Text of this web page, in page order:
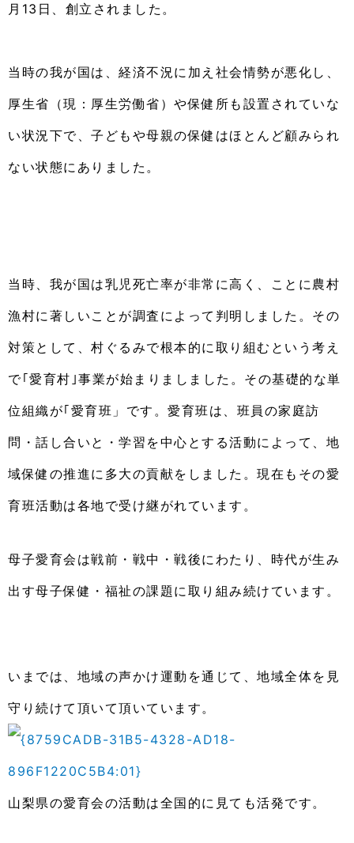
月13日、創立されました。
当時の我が国は、経済不況に加え社会情勢が悪化し、
厚生省（現：厚生労働省）や保健所も設置されていな
い状況下で、子どもや母親の保健はほとんど顧みられ
ない状態にありました。
当時、我が国は乳児死亡率が非常に高く、ことに農村
漁村に著しいことが調査によって判明しました。その
対策として、村ぐるみで根本的に取り組むという考え
で｢愛育村｣事業が始まりましました。その基礎的な単
位組織が｢愛育班」です。愛育班は、班員の家庭訪
問・話し合いと・学習を中心とする活動によって、地
域保健の推進に多大の貢献をしました。現在もその愛
育班活動は各地で受け継がれています。
母子愛育会は戦前・戦中・戦後にわたり、時代が生み
出す母子保健・福祉の課題に取り組み続けています。
いまでは、地域の声かけ運動を通じて、地域全体を見
守り続けて頂いて頂いています。
山梨県の愛育会の活動は全国的に見ても活発です。